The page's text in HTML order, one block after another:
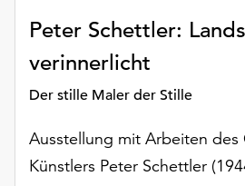
„Auswählen“.
Weitere
finden
unserer
Peter Schettler:
verinnerlicht
Der stille Maler der Stille
Ausstellung mit Arbeiten des
Künstlers Peter Schettler